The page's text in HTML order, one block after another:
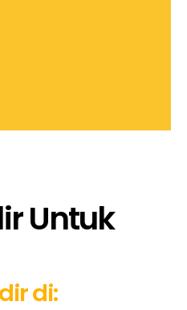
Untuk
di: